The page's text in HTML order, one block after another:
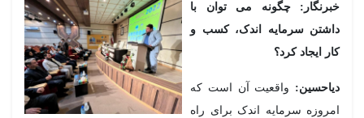
چگونه می توان با
سرمایه اندک، کسب و
ایجاد کرد؟
واقعیت آن است که
سرمایه اندک برای راه